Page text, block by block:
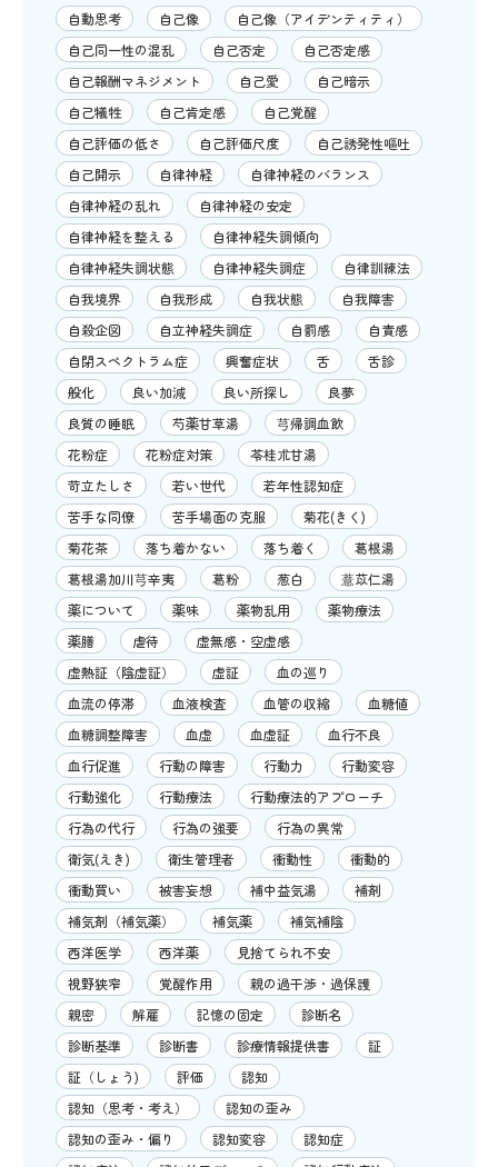
自動思考
自己像
自己像（アイデンティティ）
自己同一性の混乱
自己否定
自己否定感
自己報酬マネジメント
自己愛
自己暗示
自己犠牲
自己肯定感
自己覚醒
自己評価の低さ
自己評価尺度
自己誘発性嘔吐
自己開示
自律神経
自律神経のバランス
自律神経の乱れ
自律神経の安定
自律神経を整える
自律神経失調傾向
自律神経失調状態
自律神経失調症
自律訓練法
自我境界
自我形成 自我状態
自我障害
自殺企図
自立神経失調症 自罰感
自責感
自閉スペクトラム症
興奮症状 舌
舌診
般化
良い加減 良い所探し
良夢
良質の睡眠
芍薬甘草湯
芎帰調血飲
花粉症
花粉症対策
苓桂朮甘湯
苛立たしさ
若い世代
若年性認知症
苦手な同僚
苦手場面の克服
菊花(きく)
菊花茶
落ち着かない 落ち着く
葛根湯
葛根湯加川芎辛夷
葛粉 葱白
薏苡仁湯
薬について
薬味 薬物乱用
薬物療法
薬膳
虐待
虚無感・空虚感
虚熱証（陰虚証）
虚証
血の巡り
血流の停滞
血液検査 血管の収縮
血糖値
血糖調整障害
血虚 血虚証
血行不良
血行促進
行動の障害 行動力
行動変容
行動強化
行動療法
行動療法的アプローチ
行為の代行
行為の強要
行為の異常
衛気(えき)
衛生管理者 衝動性
衝動的
衝動買い
被害妄想 補中益気湯
補剤
補気剤（補気薬）
補気薬
補気補陰
西洋医学
西洋薬
見捨てられ不安
視野狭窄
覚醒作用
親の過干渉・過保護
親密
解雇 記憶の固定
診断名
診断基準
診断書 診療情報提供書
証
証（しょう)
評価
認知
認知（思考・考え）
認知の歪み
認知の歪み・偏り
認知変容
認知症